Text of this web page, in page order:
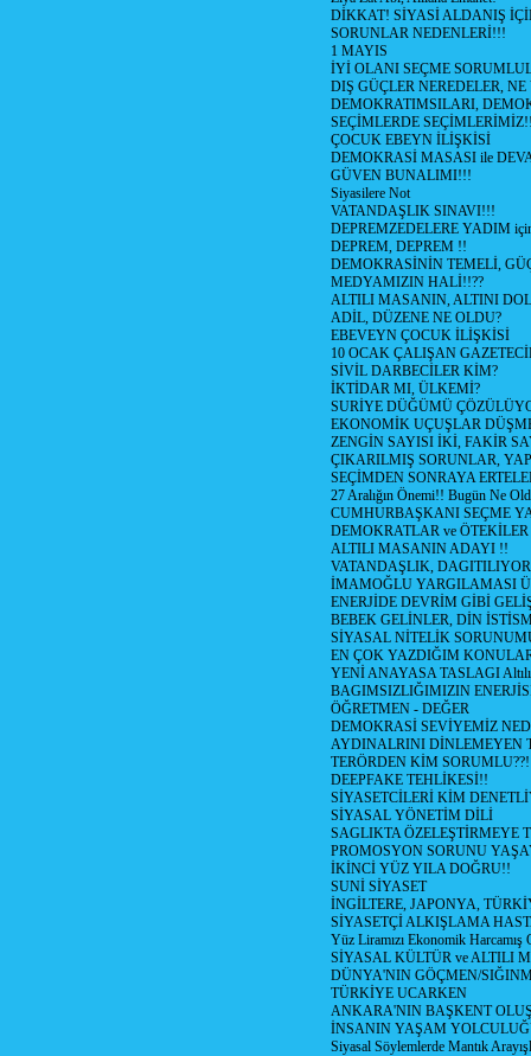
DİKKAT! SİYASİ ALDANIŞ
SORUNLAR NEDENLERİ!!!
1 MAYIS
İYİ OLANI SEÇME
DIŞ GÜÇLER NEREDELER,
DEMOKRATIMSILARI,
SEÇİMLERDE
ÇOCUK EBEYN İLİŞKİSİ
DEMOKRASİ MASASI ile
GÜVEN BUNALIMI!!!
Siyasilere Not
VATANDAŞLIK SINAVI!!!
DEPREMZEDELERE YADIM
DEPREM, DEPREM !!
DEMOKRASİNİN TEMELİ,
MEDYAMIZIN HALİ!!??
ALTILI MASANIN, ALTINI
ADİL, DÜZENE NE OLDU?
EBEVEYN ÇOCUK İLİŞKİSİ
10 OCAK ÇALIŞAN
SİVİL DARBECİLER KİM?
İKTİDAR MI, ÜLKEMİ?
SURİYE DÜĞÜMÜ
EKONOMİK UÇUŞLAR
ZENGİN SAYISI İKİ, FAKİR
ÇIKARILMIŞ SORUNLAR,
SEÇİMDEN SONRAYA
27 Aralığın Önemi!! Bugün Ne
CUMHURBAŞKANI SEÇME
DEMOKRATLAR ve ÖTEKİLER
ALTILI MASANIN ADAYI !!
VATANDAŞLIK,
İMAMOĞLU YARGILAMASI
ENERJİDE DEVRİM GİBİ
BEBEK GELİNLER, DİN
SİYASAL NİTELİK
EN ÇOK YAZDIĞIM
YENİ ANAYASA TASLAGI Altılı
BAGIMSIZLIĞIMIZIN
ÖĞRETMEN - DEĞER
DEMOKRASİ SEVİYEMİZ
AYDINALRINI DİNLEMEYEN
TERÖRDEN KİM
DEEPFAKE TEHLİKESİ!!
SİYASETCİLERİ KİM
SİYASAL YÖNETİM DİLİ
SAGLIKTA ÖZELEŞTİRMEYE
PROMOSYON SORUNU
İKİNCİ YÜZ YILA DOĞRU!!
SUNİ SİYASET
İNGİLTERE, JAPONYA,
SİYASETÇİ ALKIŞLAMA
Yüz Liramızı Ekonomik Harcamış
SİYASAL KÜLTÜR ve ALTILI
DÜNYA'NIN GÖÇMEN/
TÜRKİYE UCARKEN
ANKARA'NIN BAŞKENT
İNSANIN YAŞAM
Siyasal Söylemlerde Mantık